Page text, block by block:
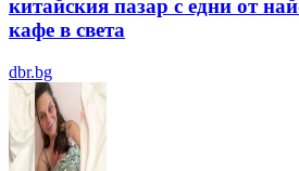
китайския пазар с едни от
кафе в света
dbr.bg